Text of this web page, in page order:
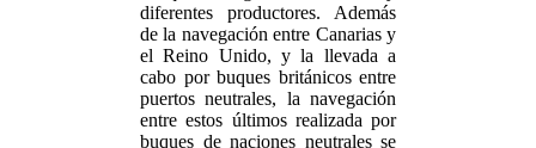
diferentes productores. Además
de la navegación entre Canarias y
el Reino Unido, y la llevada a
cabo por buques británicos entre
puertos neutrales, la navegación
entre estos últimos realizada por
buques de naciones neutrales se